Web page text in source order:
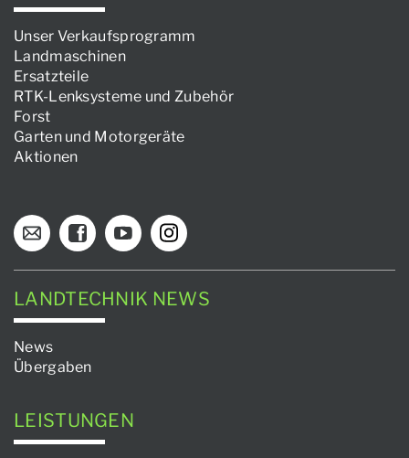
Unser Verkaufsprogramm
Landmaschinen
Ersatzteile
RTK-Lenksysteme und Zubehör
Forst
Garten und Motorgeräte
Aktionen
LANDTECHNIK NEWS
News
Übergaben
LEISTUNGEN